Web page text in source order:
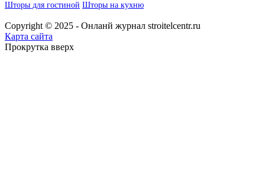
Шторы для гостиной Шторы на кухню
Copyright © 2025 - Онланй журнал stroitelcentr.ru
Карта сайта
Прокрутка вверх